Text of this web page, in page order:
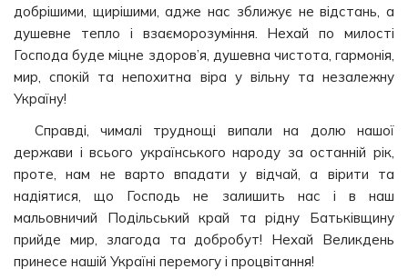
добрішими, щирішими, адже нас зближує не відстань, а
душевне тепло і взаєморозуміння. Нехай по милості
Господа буде міцне здоров’я, душевна чистота, гармонія,
мир, спокій та непохитна віра у вільну та незалежну
Україну!
Справді, чималі труднощі випали на долю нашої
держави і всього українського народу за останній рік,
проте, нам не варто впадати у відчай, а вірити та
надіятися, що Господь не залишить нас і в наш
мальовничий Подільський край та рідну Батьківщину
прийде мир, злагода та добробут! Нехай Великдень
принесе нашій Україні перемогу і процвітання!